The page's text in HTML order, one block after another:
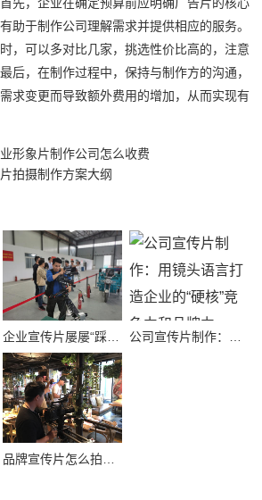
助于制作公司理解需求并提供相应的服务。
，可以多对比几家，挑选性价比高的，注意
后，在制作过程中，保持与制作方的沟通，
求变更而导致额外费用的增加，从而实现有
形象片制作公司怎么收费
拍摄制作方案大纲